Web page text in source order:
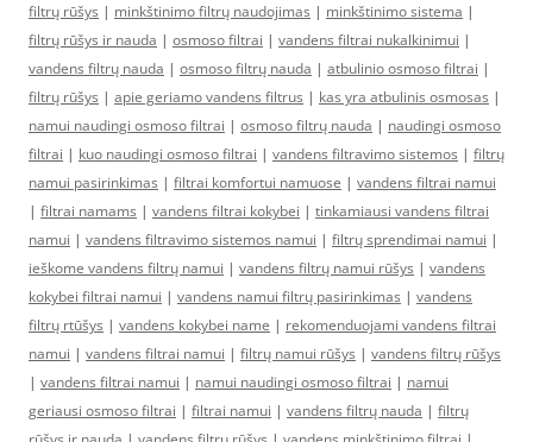
filtrų rūšys | minkštinimo filtrų naudojimas | minkštinimo sistema |
filtrų rūšys ir nauda | osmoso filtrai | vandens filtrai nukalkinimui |
vandens filtrų nauda | osmoso filtrų nauda | atbulinio osmoso filtrai |
filtrų rūšys | apie geriamo vandens filtrus | kas yra atbulinis osmosas |
namui naudingi osmoso filtrai | osmoso filtrų nauda | naudingi osmoso
filtrai | kuo naudingi osmoso filtrai | vandens filtravimo sistemos | filtrų
namui pasirinkimas | filtrai komfortui namuose | vandens filtrai namui
| filtrai namams | vandens filtrai kokybei | tinkamiausi vandens filtrai
namui | vandens filtravimo sistemos namui | filtrų sprendimai namui |
ieškome vandens filtrų namui | vandens filtrų namui rūšys | vandens
kokybei filtrai namui | vandens namui filtrų pasirinkimas | vandens
filtrų rtūšys | vandens kokybei name | rekomenduojami vandens filtrai
namui | vandens filtrai namui | filtrų namui rūšys | vandens filtrų rūšys
| vandens filtrai namui | namui naudingi osmoso filtrai | namui
geriausi osmoso filtrai | filtrai namui | vandens filtrų nauda | filtrų